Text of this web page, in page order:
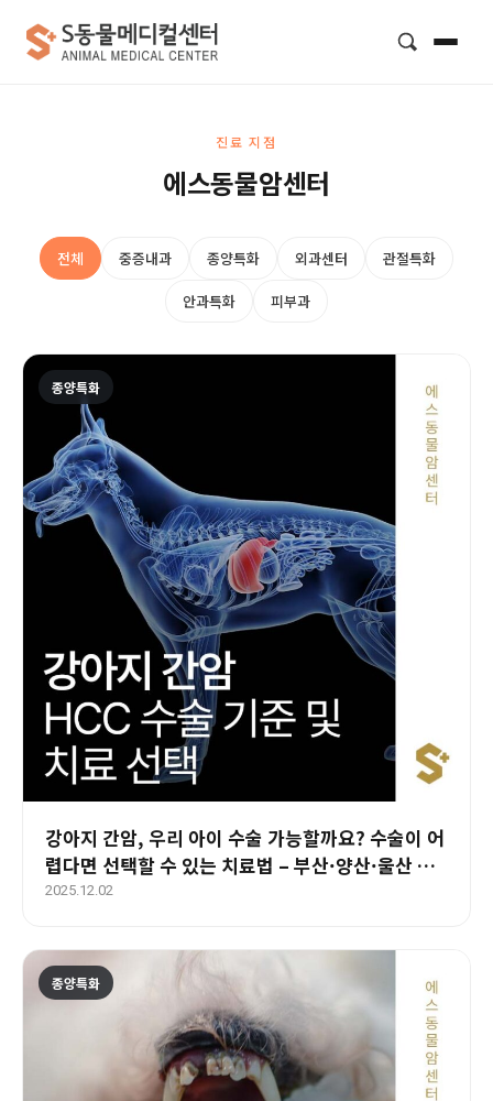
진료 지점
에스동물암센터
전체 중증내과 종양특화 외과센터 관절특화
안과특화 피부과
종양특화
강아지 간암, 우리 아이 수술 가능할까요? 수술이 어
렵다면 선택할 수 있는 치료법 – 부산·양산·울산 동
물병원 에스동물암센터
2025.12.02
종양특화